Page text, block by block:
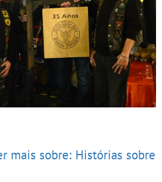
mais sobre: Histórias sobre